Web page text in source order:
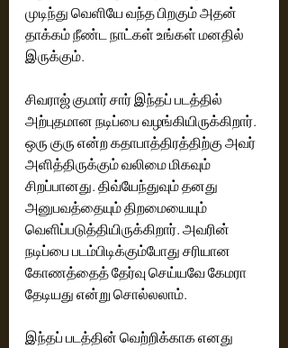
முடிந்து வெளியே வந்த பிறகும் அதன்
தாக்கம் நீண்ட நாட்கள் உங்கள் மனதில்
இருக்கும்.
சிவராஜ் குமார் சார் இந்தப் படத்தில்
அற்புதமான நடிப்பை வழங்கியிருக்கிறார்.
ஒரு குரு என்ற கதாபாத்திரத்திற்கு அவர்
அளித்திருக்கும் வலிமை மிகவும்
சிறப்பானது. திவ்யேந்துவும் தனது
அனுபவத்தையும் திறமையையும்
வெளிப்படுத்தியிருக்கிறார். அவரின்
நடிப்பை படம்பிடிக்கும்போது சரியான
கோணத்தைத் தேர்வு செய்யவே கேமரா
தேடியது என்று சொல்லலாம்.
இந்தப் படத்தின் வெற்றிக்காக எனது